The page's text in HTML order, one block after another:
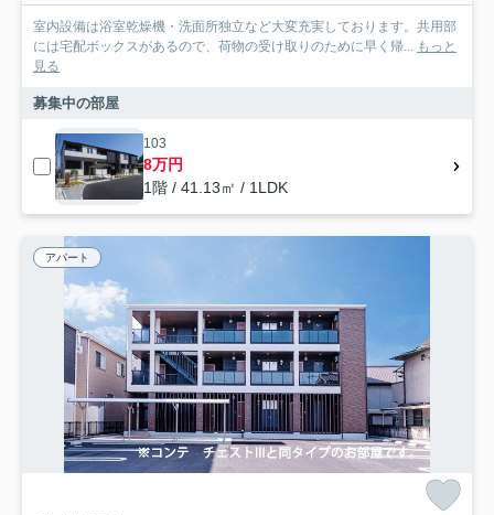
室内設備は浴室乾燥機・洗面所独立など大変充実しております。共用部
には宅配ボックスがあるので、荷物の受け取りのために早く帰... もっと
見る
募集中の部屋
103
8万円
1階 / 41.13㎡ / 1LDK
アパート